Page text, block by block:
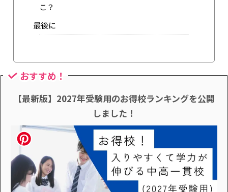
こ？
最後に
おすすめ！
【最新版】2027年受験用のお得校ランキングを公開
しました！